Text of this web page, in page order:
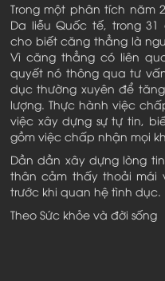
Trong một phân tích năm
Da liễu Quốc tế, trong 31
cho biết căng thẳng là
Vì căng thẳng có liên
quyết nó thông qua tư
dục thường xuyên để
lượng. Thực hành việc
việc xây dựng sự tự tin,
gồm việc chấp nhận mọi
Dần dần xây dựng lòng
thân cảm thấy thoải mái
trước khi quan hệ tình dục.
Theo Sức khỏe và đời sống